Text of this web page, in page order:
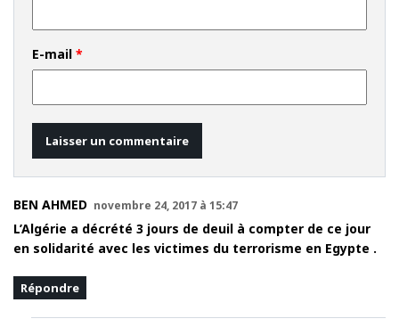
E-mail *
BEN AHMED novembre 24, 2017 à 15:47
L’Algérie a décrété 3 jours de deuil à compter de ce jour
en solidarité avec les victimes du terrorisme en Egypte .
Répondre